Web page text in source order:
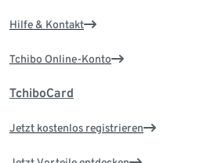
Hilfe & Kontakt
Tchibo Online-Konto
TchiboCard
Jetzt kostenlos registrieren